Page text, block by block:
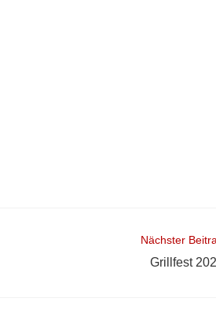
Nächster
Grillfest